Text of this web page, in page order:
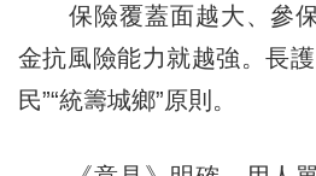
保險覆蓋面越大、參保
金抗風險能力就越強。長
民”“統籌城鄉”原則。